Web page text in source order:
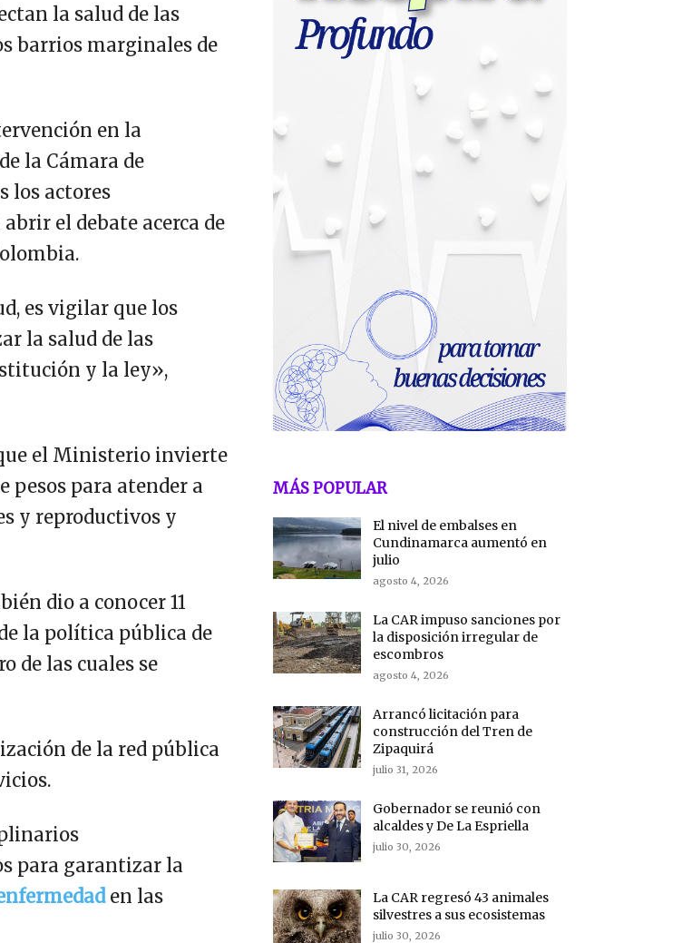
la salud de las
barrios marginales de
en la
la Cámara de
los actores
el debate acerca de
es vigilar que los
la salud de las
y la ley»,
el Ministerio invierte
pesos para atender a
y reproductivos y
dio a conocer 11
la política pública de
de las cuales se
de la red pública
para garantizar la
en las
MÁS POPULAR
El nivel de embalses en
Cundinamarca aumentó en
julio
agosto 4, 2026
La CAR impuso sanciones por
la disposición irregular de
escombros
agosto 4, 2026
Arrancó licitación para
construcción del Tren de
Zipaquirá
julio 31, 2026
Gobernador se reunió con
alcaldes y De La Espriella
julio 30, 2026
La CAR regresó 43 animales
silvestres a sus ecosistemas
julio 30, 2026